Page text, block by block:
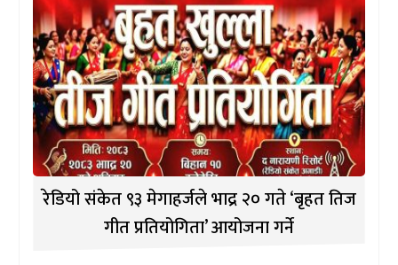
रेडियो संकेत ९३ मेगाहर्जले भाद्र २० गते ‘बृहत तिज
गीत प्रतियोगिता’ आयोजना गर्ने